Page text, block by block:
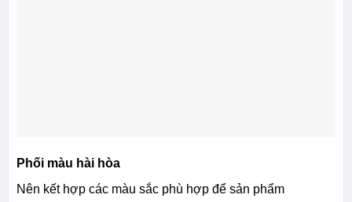
Phối màu hài hòa
Nên kết hợp các màu sắc phù hợp để sản phẩm